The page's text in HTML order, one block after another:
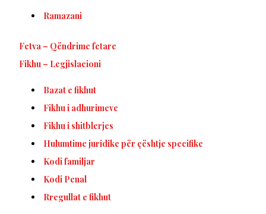
Ramazani
Fetva – Qëndrime fetare
Fikhu – Legjislacioni
Bazat e fikhut
Fikhu i adhurimeve
Fikhu i shitblerjes
Hulumtime juridike për çështje specifike
Kodi familjar
Kodi Penal
Rregullat e fikhut